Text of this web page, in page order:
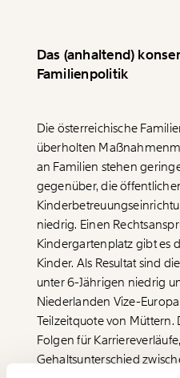
beginnt
Werde Fördermitglied
unsere Wirtschaft so
funktioniert. Unsere
Netz. Unabhängig und
so bleiben. Kämpf’ mit
unterstütze uns mit
Du überweist lieber direkt?
Hier unsere IBAN: AT34
Immer auf
Das (anhaltend)
Familienpolitik
Die österreichische
überholten
an Familien stehen
gegenüber, die
niedrig. Einen
Kindergartenplatz gibt es
Kinder. Als Resultat sind
unter 6-Jährigen niedrig
Niederlanden Vize-
Teilzeitquote von Müttern.
Folgen für
Gehaltsunterschied